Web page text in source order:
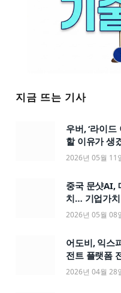
지금 뜨는 기사
우버, ‘라이
할 이유가 생
2026년 05월 11
중국 문샷AI,
치… 기업가
2026년 05월 08
어도비, 익스
전트 플랫폼
2026년 04월 28